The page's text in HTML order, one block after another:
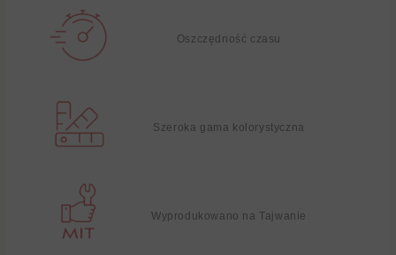
Oszczędność czasu
Szeroka gama kolorystyczna
Wyprodukowano na Tajwanie